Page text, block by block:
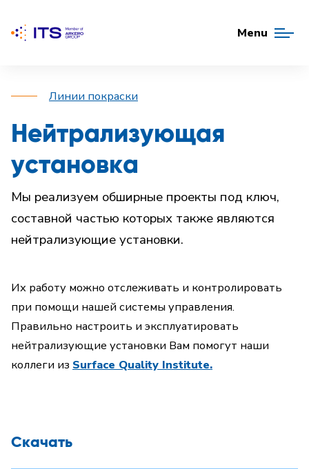
Menu
Линии покраски
Нейтрализующая
установка
Мы реализуем обширные проекты под ключ,
составной частью которых также являются
нейтрализующие установки.
Их работу можно отслеживать и контролировать
при помощи нашей системы управления.
Правильно настроить и эксплуатировать
нейтрализующие установки Вам помогут наши
коллеги из Surface Quality Institute.
Скачать